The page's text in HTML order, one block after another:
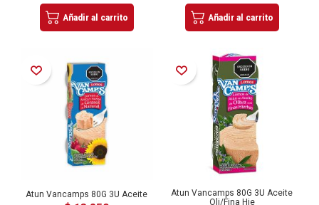
Añadir al carrito Añadir al carrito
Añadir a la Lista de Deseos
Atun Vancamps 80G 3U Aceite
Añadir a la Lista de Deseos
Atun Vancamps 80G 3U Aceite
Oli/Fina Hie